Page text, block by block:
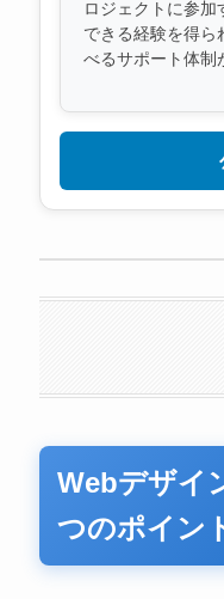
ロジェクトに参
できる経験を得ら
べるサポート体制
Webデザイ
つのポイン